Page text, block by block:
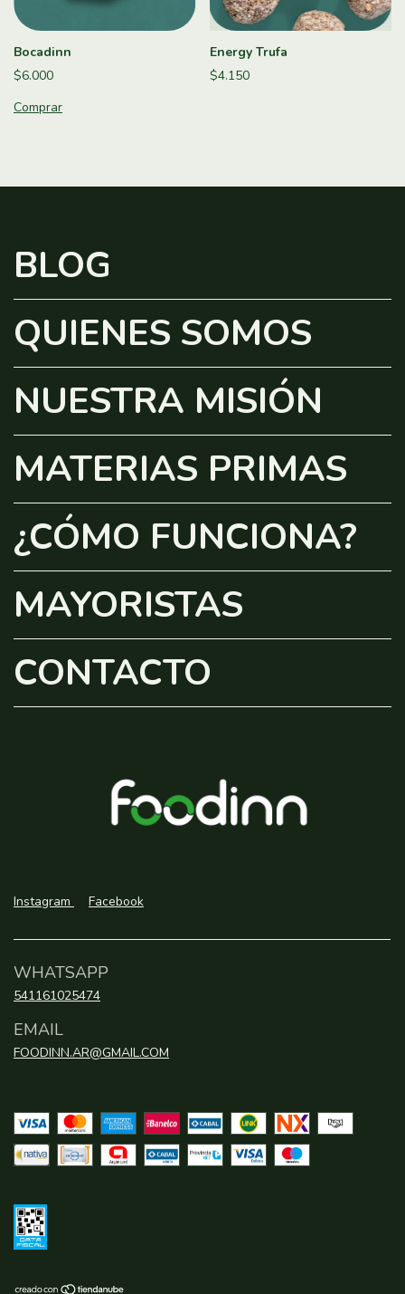
Bocadinn
$6.000
Energy Trufa
$4.150
BLOG
QUIENES SOMOS
NUESTRA MISIÓN
MATERIAS PRIMAS
¿CÓMO FUNCIONA?
MAYORISTAS
CONTACTO
Instagram Facebook
WHATSAPP
541161025474
EMAIL
FOODINN.AR@GMAIL.COM